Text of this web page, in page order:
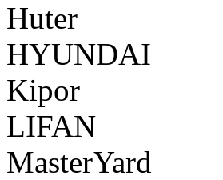
Huter
HYUNDAI
Kipor
LIFAN
MasterYard